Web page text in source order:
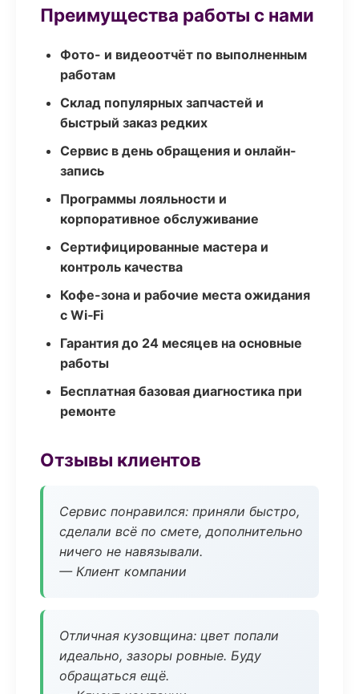
Преимущества работы с нами
Фото- и видеоотчёт по выполненным
работам
Склад популярных запчастей и
быстрый заказ редких
Сервис в день обращения и онлайн-
запись
Программы лояльности и
корпоративное обслуживание
Сертифицированные мастера и
контроль качества
Кофе-зона и рабочие места ожидания
с Wi‑Fi
Гарантия до 24 месяцев на основные
работы
Бесплатная базовая диагностика при
ремонте
Отзывы клиентов
Сервис понравился: приняли быстро,
сделали всё по смете, дополнительно
ничего не навязывали.
— Клиент компании
Отличная кузовщина: цвет попали
идеально, зазоры ровные. Буду
обращаться ещё.